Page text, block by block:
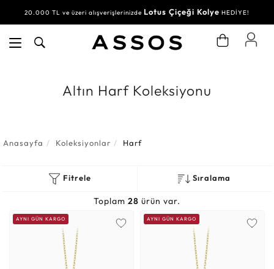
20.000 TL ve üzeri alışverişlerinizde Lotus Çiçeği Kolye HEDİYE!
30.000 TL ve üzeri alışverişlerinizdeSu Yolu BileklikHEDİYE!
Altın Harf Koleksiyonu
Anasayfa Koleksiyonlar Harf
Fitrele Sıralama
Toplam 28 ürün var.
AYNI GÜN KARGO AYNI GÜN KARGO